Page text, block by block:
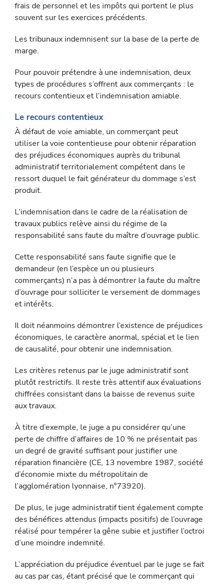
frais de personnel et les impôts qui portent le plus
souvent sur les exercices précédents.
Les tribunaux indemnisent sur la base de la perte de
marge.
Pour pouvoir prétendre à une indemnisation, deux
types de pro­cédures s’offrent aux commerçants : le
recours contentieux et l’indemnisation amiable.
Le recours contentieux
À défaut de voie amiable, un commerçant peut
utiliser la voie contentieuse pour obtenir réparation
des préjudices économiques auprès du tribunal
administratif territorialement compétent dans le
ressort duquel le fait générateur du dommage s’est
produit.
L’indemnisation dans le cadre de la réalisation de
travaux publics relève ainsi du régime de la
responsabilité sans faute du maître d’ouvrage public.
Cette responsabilité sans faute signifie que le
demandeur (en l’es­pèce un ou plusieurs
commerçants) n’a pas à démontrer la faute du maître
d’ouvrage pour solliciter le versement de dommages
et intérêts.
Il doit néanmoins démontrer l’existence de préjudices
économiques, le caractère anormal, spécial et le lien
de causalité, pour obtenir une indemnisation.
Les critères retenus par le juge administratif sont
plutôt restrictifs. Il reste très attentif aux évaluations
chiffrées consistant dans la baisse de revenus suite
aux travaux.
À titre d’exemple, le juge a pu considérer qu’une
perte de chiffre d’affaires de 10 % ne présentait pas
un degré de gravité suffisant pour justifier une
réparation financière (CE, 13 novembre 1987, société
d’économie mixte du métropolitain de
l’agglomération lyonnaise, n°73920).
De plus, le juge administratif tient également compte
des bénéfices attendus (impacts positifs) de l’ouvrage
réalisé pour tempérer la gêne subie et justifier l’octroi
d’une moindre indemnité.
L’appréciation du préjudice éventuel par le juge se fait
au cas par cas, étant précisé que le commerçant qui